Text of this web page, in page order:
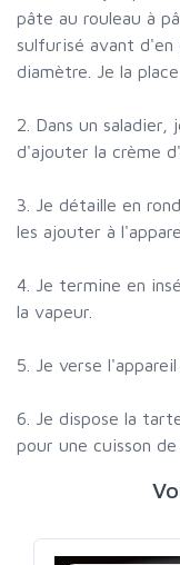
pâte au rouleau à
sulfurisé avant
diamètre. Je la
2. Dans un
d'ajouter la crème
3. Je détaille en
les ajouter à
4. Je termine en
la vapeur.
5. Je verse
6. Je dispose la
pour une cuisson de